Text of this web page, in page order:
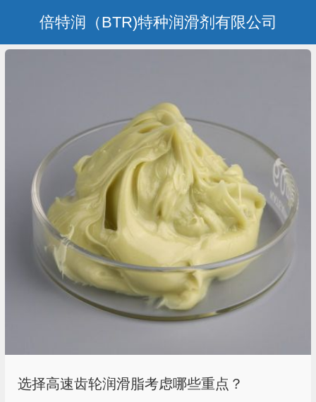
倍特润（BTR)特种润滑剂有限公司
选择高速齿轮润滑脂考虑哪些重点？